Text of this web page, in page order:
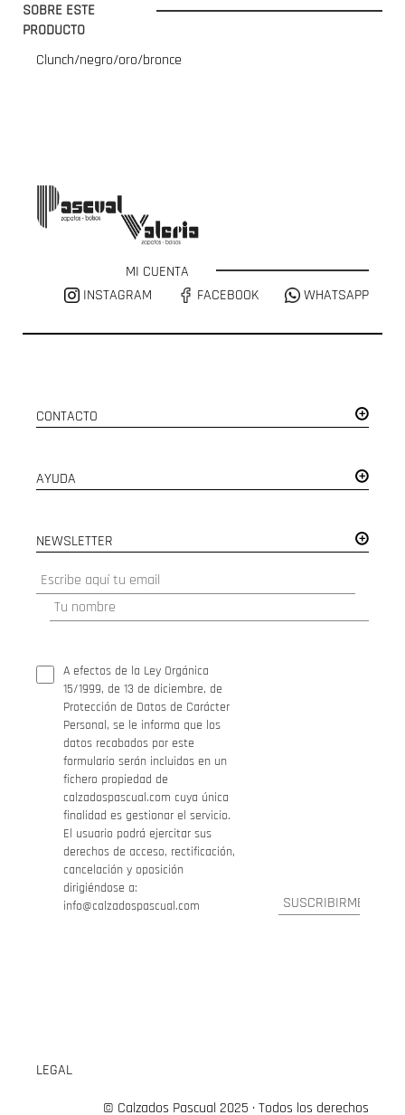
SOBRE ESTE
PRODUCTO
Clunch/negro/oro/bronce
MI CUENTA
INSTAGRAM
FACEBOOK WHATSAPP
CONTACTO
AYUDA
NEWSLETTER
A efectos de la Ley Orgánica
15/1999, de 13 de diciembre, de
Protección de Datos de Carácter
Personal, se le informa que los
datos recabados por este
formulario serán incluidos en un
fichero propiedad de
calzadospascual.com cuya única
finalidad es gestionar el servicio.
El usuario podrá ejercitar sus
derechos de acceso, rectificación,
cancelación y oposición
dirigiéndose a:
info@calzadospascual.com
LEGAL
© Calzados Pascual 2025 · Todos los derechos